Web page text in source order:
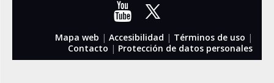
Mapa web | Accesibilidad | Términos de uso |
Contacto | Protección de datos personales